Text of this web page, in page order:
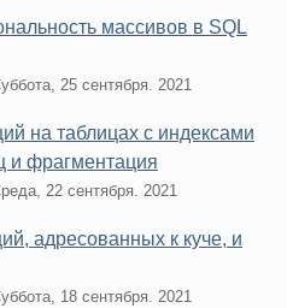
массивов в SQL
25 сентября. 2021
на таблицах с индексами
и фрагментация
22 сентября. 2021
адресованных к куче, и
18 сентября. 2021